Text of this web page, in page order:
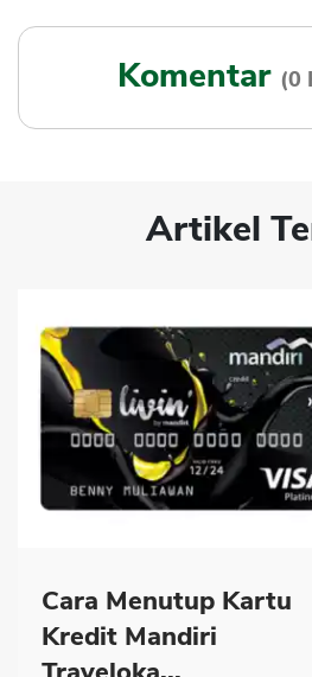
Komentar (0
Artikel
Cara Menutup Kartu
Kredit Mandiri